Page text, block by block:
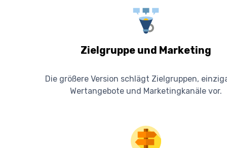
Zielgruppe und Marketing
Die größere Version schlägt Zielgruppen,
Wertangebote und Marketingkanäle vor.